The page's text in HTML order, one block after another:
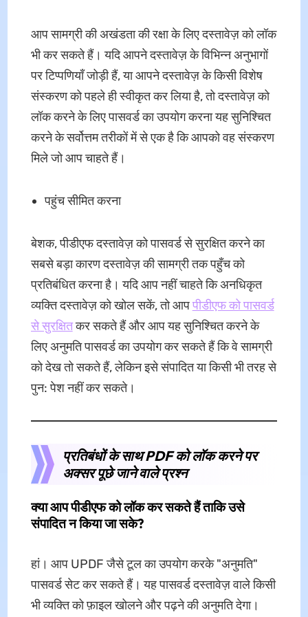
आप सामग्री की अखंडता की रक्षा के लिए दस्तावेज़ को लॉक
भी कर सकते हैं। यदि आपने दस्तावेज़ के विभिन्न अनुभागों
पर टिप्पणियाँ जोड़ी हैं, या आपने दस्तावेज़ के किसी विशेष
संस्करण को पहले ही स्वीकृत कर लिया है, तो दस्तावेज़ को
लॉक करने के लिए पासवर्ड का उपयोग करना यह सुनिश्चित
करने के सर्वोत्तम तरीकों में से एक है कि आपको वह संस्करण
मिले जो आप चाहते हैं।
पहुंच सीमित करना
बेशक, पीडीएफ दस्तावेज़ को पासवर्ड से सुरक्षित करने का
सबसे बड़ा कारण दस्तावेज़ की सामग्री तक पहुँच को
प्रतिबंधित करना है। यदि आप नहीं चाहते कि अनधिकृत
व्यक्ति दस्तावेज़ को खोल सकें, तो आपपीडीएफ को पासवर्ड
से सुरक्षितकर सकते हैं और आप यह सुनिश्चित करने के
लिए अनुमति पासवर्ड का उपयोग कर सकते हैं कि वे सामग्री
को देख तो सकते हैं, लेकिन इसे संपादित या किसी भी तरह से
पुन: पेश नहीं कर सकते।
प्रतिबंधों के साथ PDF को लॉक करने पर
अक्सर पूछे जाने वाले प्रश्न
क्या आप पीडीएफ को लॉक कर सकते हैं ताकि उसे
संपादित न किया जा सके?
हां। आप UPDF जैसे टूल का उपयोग करके "अनुमति"
पासवर्ड सेट कर सकते हैं। यह पासवर्ड दस्तावेज़ वाले किसी
भी व्यक्ति को फ़ाइल खोलने और पढ़ने की अनुमति देगा।